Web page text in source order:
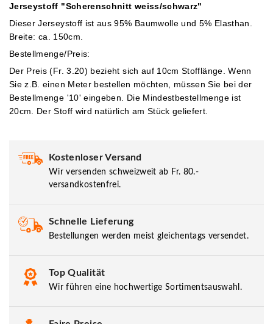
Jerseystoff "Scherenschnitt weiss/schwarz"
Dieser Jerseystoff ist aus 95% Baumwolle und 5% Elasthan.
Breite: ca. 150cm.
Bestellmenge/Preis:
Der Preis (Fr. 3.20) bezieht sich auf 10cm Stofflänge. Wenn
Sie z.B. einen Meter bestellen möchten, müssen Sie bei der
Bestellmenge '10' eingeben. Die Mindestbestellmenge ist
20cm. Der Stoff wird natürlich am Stück geliefert.
Kostenloser Versand
Wir versenden schweizweit ab Fr. 80.-
versandkostenfrei.
Schnelle Lieferung
Bestellungen werden meist gleichentags versendet.
Top Qualität
Wir führen eine hochwertige Sortimentsauswahl.